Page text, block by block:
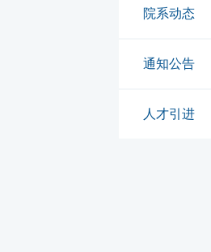
院系动态
通知公告
人才引进